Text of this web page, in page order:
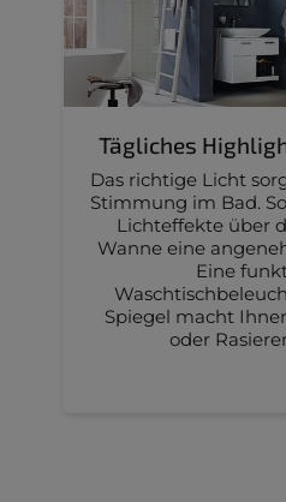
Tägliches
Das richtige Licht
Stimmung im Bad.
Lichteffekte über
Wanne eine
Eine
Spiegel macht
oder